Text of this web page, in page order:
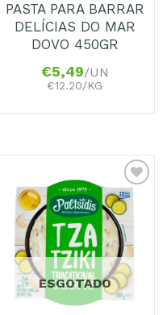
PASTA PARA BARRAR
DELÍCIAS DO MAR
DOVO 450GR
€5,49/UN
€12.20/KG
Adicionar
aos
Favoritos
ESGOTADO